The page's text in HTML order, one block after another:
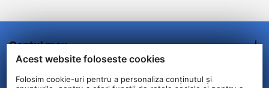
Contul meu
Comenzi/Livrare
Acest website foloseste cookies
Folosim cookie-uri pentru a personaliza conținutul și